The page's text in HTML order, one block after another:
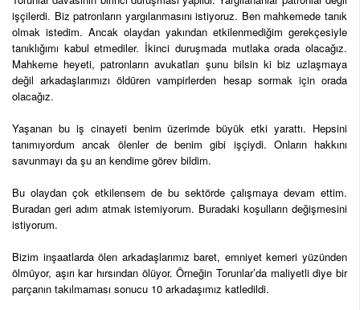
işçilerdi. Biz patronların yargılanmasını istiyoruz. Ben mahkemede tanık
olmak istedim. Ancak olaydan yakından etkilenmediğim gerekçesiyle
tanıklığımı kabul etmediler. İkinci duruşmada mutlaka orada olacağız.
Mahkeme heyeti, patronların avukatları şunu bilsin ki biz uzlaşmaya
değil arkadaşlarımızı öldüren vampirlerden hesap sormak için orada
olacağız.
Yaşanan bu iş cinayeti benim üzerimde büyük etki yarattı. Hepsini
tanımıyordum ancak ölenler de benim gibi işçiydi. Onların hakkını
savunmayı da şu an kendime görev bildim.
Bu olaydan çok etkilensem de bu sektörde çalışmaya devam ettim.
Buradan geri adım atmak istemiyorum. Buradaki koşulların değişmesini
istiyorum.
Bizim inşaatlarda ölen arkadaşlarımız baret, emniyet kemeri yüzünden
ölmüyor, aşırı kar hırsından ölüyor. Örneğin Torunlar’da maliyetli diye bir
parçanın takılmaması sonucu 10 arkadaşımız katledildi.